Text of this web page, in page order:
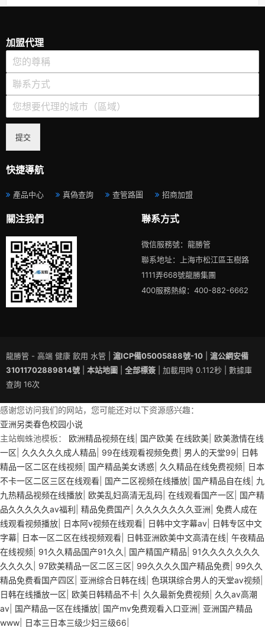
加盟代理
提交
快捷導航
產品中心 真偽查詢 查管路圖 招商加盟
關注我們 聯系方式
微信服務號：龍勝管
聯系地址：上海市松江區玉樹路
1111弄668號龍勝集團
400服務熱線：400-882-6662
龍勝管 - 高端 健康 飲用 水管 | 滬ICP備05005888號-10
滬公網安備
31011702889814號
本站地圖 全部標簽
| 加載用時 0.112秒 | 數據庫
查詢 16次
感谢您访问我们的网站，您可能还对以下资源感兴趣：
亚洲另类春色校园小说
主站蜘蛛池模板： 欧洲精品视频在线 国产欧美 在线欧美 欧美激情在线
一区 久久久久久成人精品 99在线观看视频免费 男人的天堂99
日韩
精品一区二区在线视频 国产精品美女诱惑 久久精品在线免费视频
日本
不卡一区二区三区在线观看 国产二区视频在线播放 国产精品自在线
九
九热精品视频在线播放 欧美乱妇高清无乱码 在线观看国产一区
国产精
品久久久久久av福利 精品免费国产 久久久久久久久亚洲 免费人成在
线观看视频播放
日本阿v视频在线观看 日韩中文字幕av
日韩专区中文
字幕
日本一区二区在线视频观看 日韩亚洲欧美中文高清在线 午夜精品
在线视频 91久久精品国产91久久 国产精国产精品
91久久久久久久久
久久久久
97欧美精品一区二区三区 99久久久久国产精品免费
99久久
精品免费看国产四区
亚洲综合日韩在线 色琪琪综合男人的天堂aⅴ视频
日韩在线播放一区
欧美日韩精品不卡 久久最新免费视频 久久av高潮
av 国产精品一区在线播放 国产mv免费观看入口亚洲
亚洲国产精品
www
日本三日本三级少妇三级66